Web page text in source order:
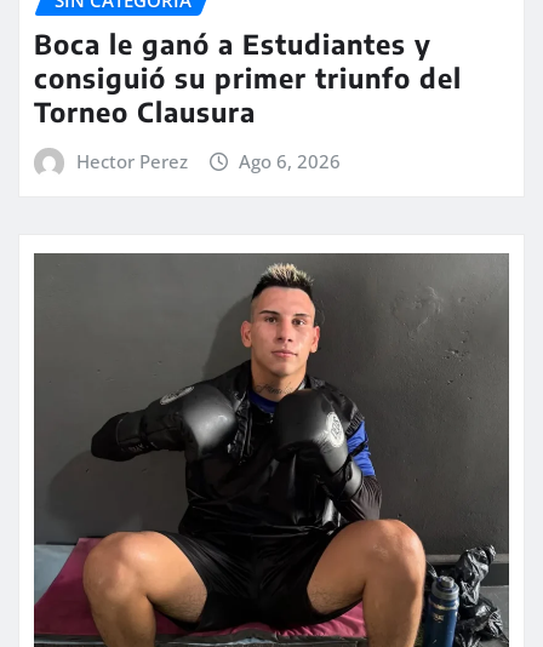
Boca le ganó a Estudiantes y
consiguió su primer triunfo del
Torneo Clausura
Hector Perez Ago 6, 2026